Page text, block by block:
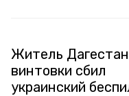
Житель
винтовки сбил
украинский